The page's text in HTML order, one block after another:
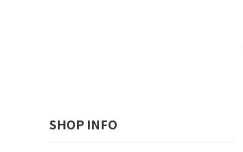
SHOP INFO